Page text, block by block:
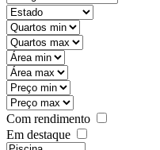
state
mintypo
maxtypo
minarea
maxarea
minprice
maxprice
Com rendimento
Em destaque